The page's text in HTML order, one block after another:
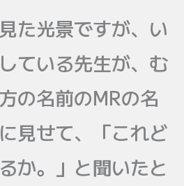
た光景ですが、い
ている先生が、む
の名前のMRの名
見せて、「これど
か。」と聞いたと